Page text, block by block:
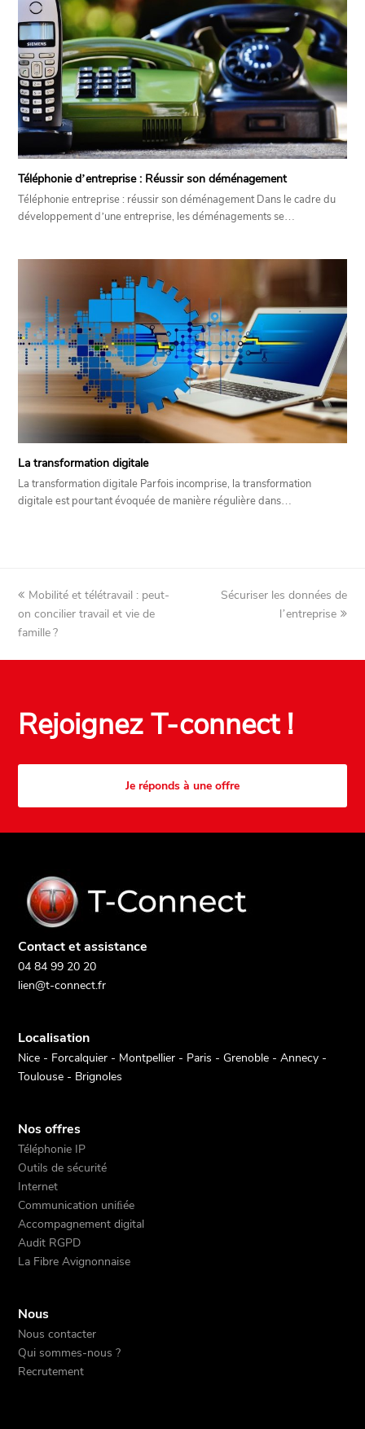
Téléphonie d’entreprise : Réussir son déménagement
Téléphonie entreprise : réussir son déménagement Dans le cadre du
développement d’une entreprise, les déménagements se…
La transformation digitale
La transformation digitale Parfois incomprise, la transformation
digitale est pourtant évoquée de manière régulière dans…
previous
post:
Mobilité et télétravail : peut-
on concilier travail et vie de
famille ?
next
Sécuriser les données de
l’entreprise
Rejoignez T-connect !
Je réponds à une offre
Contact et assistance
04 84 99 20 20
lien@t-connect.fr
Localisation
Nice - Forcalquier - Montpellier - Paris - Grenoble - Annecy -
Toulouse - Brignoles
Nos offres
Téléphonie IP
Outils de sécurité
Internet
Communication uniﬁée
Accompagnement digital
Audit RGPD
La Fibre Avignonnaise
Nous
Nous contacter
Qui sommes-nous ?
Recrutement